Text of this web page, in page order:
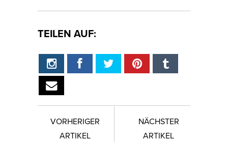
TEILEN AUF:
VORHERIGER
ARTIKEL
NÄCHSTER
ARTIKEL